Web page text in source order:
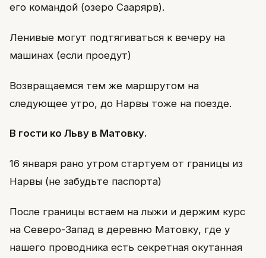
его командой (озеро Саарярв).
Ленивые могут подтягиваться к вечеру на
машинах (если проедут)
Возвращаемся тем же маршрутом на
следующее утро, до Нарвы тоже на поезде.
В гости ко Льву в Матовку.
16 января рано утром стартуем от границы из
Нарвы (не забудьте паспорта)
После границы встаем на лыжи и держим курс
на Северо-Запад в деревню Матовку, где у
нашего проводника есть секретная окутанная